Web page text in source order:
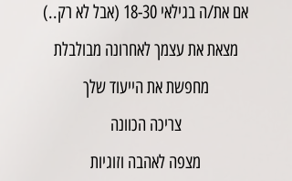
אם את/ה בגילאי 18-30 (אבל לא רק..)
מצאת את עצמך לאחרונה מבולבלת
מחפשת את הייעוד שלך
צריכה הכוונה
מצפה לאהבה וזוגיות